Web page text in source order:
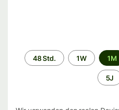
Zeitraum
48 Std. 1W 1M
5J